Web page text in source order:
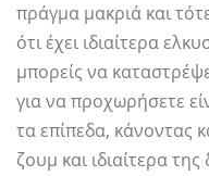
πράγμα μακριά και
ότι έχει ιδιαίτερα
μπορείς να
για να προχωρήσετε
τα επίπεδα, κάνοντας
ζουμ και ιδιαίτερα